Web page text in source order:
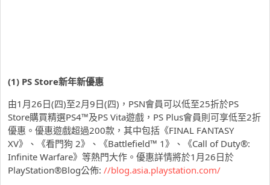
(1) PS Store新年新優惠
由1月26日(四)至2月9日(四)，PSN會員可以低至25折於PS
Store購買精選PS4™及PS Vita遊戲，PS Plus會員則可享低至2折
優惠。優惠遊戲超過200款，其中包括《FINAL FANTASY
XV》、《看門狗 2》、《Battlefield™ 1》、《Call of Duty®:
Infinite Warfare》等熱門大作。優惠詳情將於1月26日於
PlayStation®Blog公佈: //blog.asia.playstation.com/